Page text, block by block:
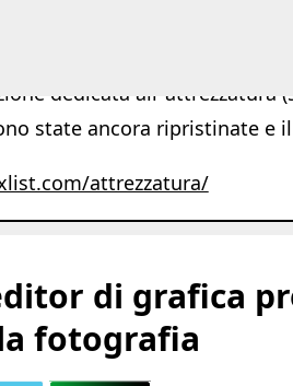
dedicata
state ancora ripristinate e
attrezzatura/
di grafica
fotografia